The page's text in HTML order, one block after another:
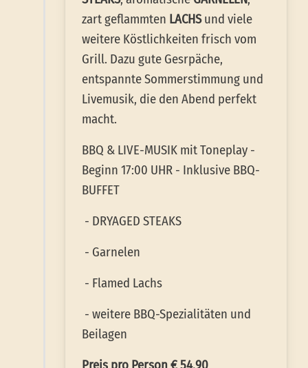
zart geflammten LACHSund viele
weitere Köstlichkeiten frisch vom
Grill. Dazu gute Gesrpäche,
entspannte Sommerstimmung und
Livemusik, die den Abend perfekt
macht.
BBQ & LIVE-MUSIK mit Toneplay -
Beginn 17:00 UHR - Inklusive BBQ-
BUFFET
- DRYAGED STEAKS
- Garnelen
- Flamed Lachs
- weitere BBQ-Spezialitäten und
Beilagen
Preis pro Person € 54,90